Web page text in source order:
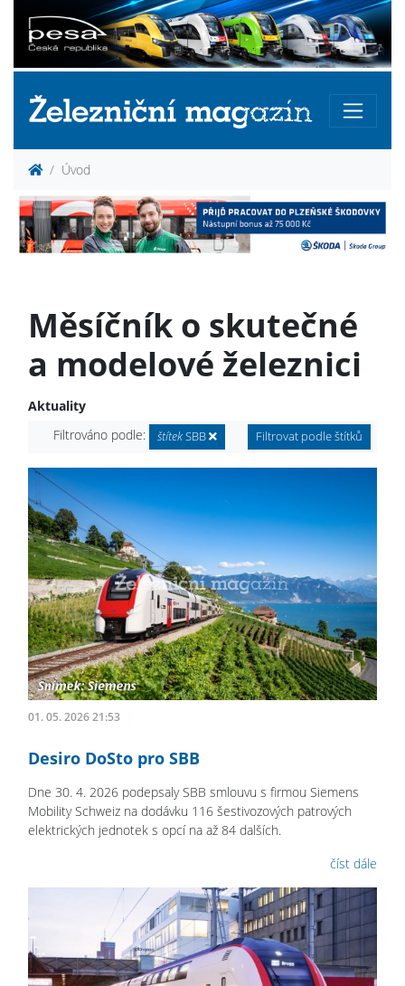
Úvod
Měsíčník o skutečné
a modelové železnici
Aktuality
Filtrováno podle:
štítekSBB Filtrovat podle štítků
01. 05. 2026 21:53
Desiro DoSto pro SBB
Dne 30. 4. 2026 podepsaly SBB smlouvu s firmou Siemens
Mobility Schweiz na dodávku 116 šestivozových patrových
elektrických jednotek s opcí na až 84 dalších.
číst dále